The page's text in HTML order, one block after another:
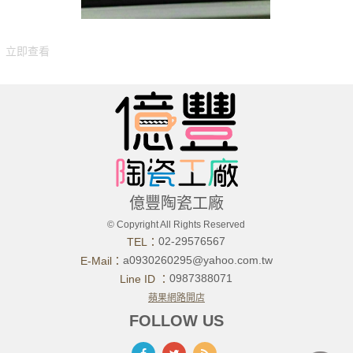
立即查看
億豐陶瓷工廠
© Copyright All Rights Reserved
TEL：02-29576567
E-Mail： a0930260295@yahoo.com.tw
Line ID ：0987388071
蘋果網路開店
FOLLOW US